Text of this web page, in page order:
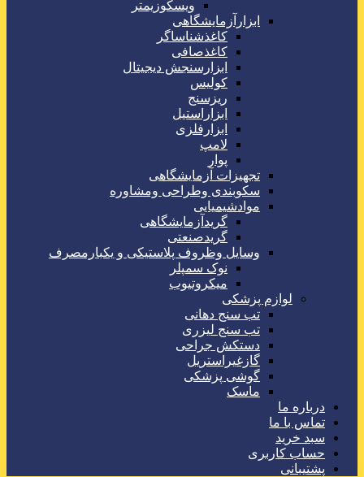
ویسکوزیمتر
ابزارآزمایشگاهی
کاغذشناساگر
کاغذصافی
ابزارسنجش دیجیتال
کولیس
ریزسنج
ابزاراستیل
ابزارفلزی
لامپ
پوار
تجهیزات آزمایشگاهی
سکوبندی وطراحی ومشاوره
موادشیمیایی
گریدآزمایشگاهی
گریدصنعتی
وسایل وظروف پلاستیکی و یکبارمصرف
نوک سمپلر
میکروتیوب
لوازم پزشکی
تب سنج دهانی
تب سنج لیزری
دستکش جراحی
گازغیراستریل
گوشی پزشکی
ماسک
درباره ما
تماس با ما
سبد خرید
حساب کاربری
پشتیبانی